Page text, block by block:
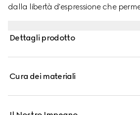
dalla libertà d'espressione che
ready-to-wear continuano a essere
Dettagli prodotto
Cura dei materiali